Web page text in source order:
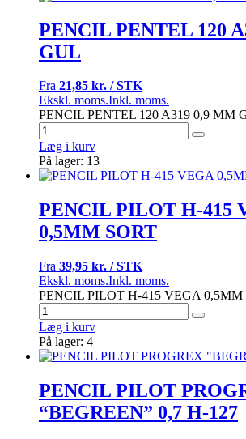
PENCIL PENTEL 120
GUL
Fra 21,85 kr. / STK
Ekskl. moms.Inkl. moms.
PENCIL PENTEL 120 A319 0,9 MM
Læg i kurv
På lager: 13
PENCIL PILOT H-415
0,5MM SORT
Fra 39,95 kr. / STK
Ekskl. moms.Inkl. moms.
PENCIL PILOT H-415 VEGA 0,5MM
Læg i kurv
På lager: 4
PENCIL PILOT
“BEGREEN” 0,7 H-127